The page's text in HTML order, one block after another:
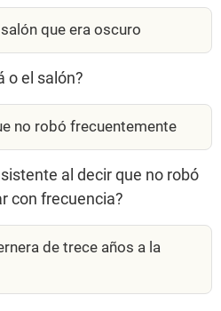
que era oscuro
o el salón?
no robó frecuentemente
al decir que no robó
con frecuencia?
de trece años a la